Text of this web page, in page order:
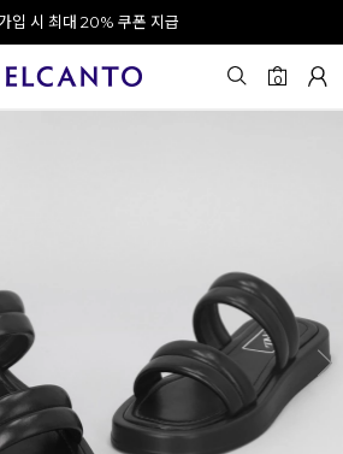
시 이전 결제 완료 시 오늘 출발!
입 시 최대 20% 쿠폰 지급
0